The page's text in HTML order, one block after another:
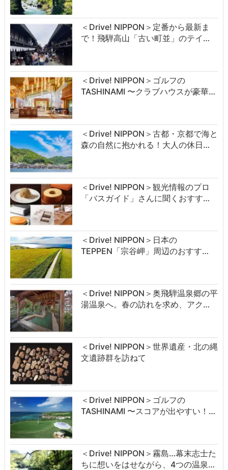
＜Drive! NIPPON＞定番から最新ま
で！飛騨高山「古い町並」のテイ…
＜Drive! NIPPON＞ゴルフの
TASHINAMI 〜クラブハウスが豪華…
＜Drive! NIPPON＞古都・京都で海と
森の自然に抱かれる！大人の休日…
＜Drive! NIPPON＞観光情報のプロ
「バスガイド」さんに聞くおすす…
＜Drive! NIPPON＞日本の
TEPPEN「宗谷岬」周辺のおすす…
＜Drive! NIPPON＞奥飛騨温泉郷の平
湯温泉へ。春の訪れを求め、アク…
＜Drive! NIPPON＞世界遺産・北の縄
文遺跡群を訪ねて
＜Drive! NIPPON＞ゴルフの
TASHINAMI 〜スコアが出やすい！…
＜Drive! NIPPON＞霧島…幕末志士た
ちに想いをはせながら、4つの温泉…